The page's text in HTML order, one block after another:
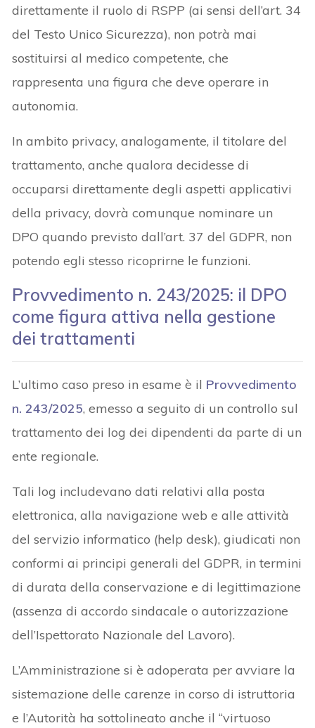
direttamente il ruolo di RSPP (ai sensi dell’art. 34
del Testo Unico Sicurezza), non potrà mai
sostituirsi al medico competente, che
rappresenta una figura che deve operare in
autonomia.
In ambito privacy, analogamente, il titolare del
trattamento, anche qualora decidesse di
occuparsi direttamente degli aspetti applicativi
della privacy, dovrà comunque nominare un
DPO quando previsto dall’art. 37 del GDPR, non
potendo egli stesso ricoprirne le funzioni.
Provvedimento n. 243/2025: il DPO
come figura attiva nella gestione
dei trattamenti
L’ultimo caso preso in esame è il Provvedimento
n. 243/2025, emesso a seguito di un controllo sul
trattamento dei log dei dipendenti da parte di un
ente regionale.
Tali log includevano dati relativi alla posta
elettronica, alla navigazione web e alle attività
del servizio informatico (help desk), giudicati non
conformi ai principi generali del GDPR, in termini
di durata della conservazione e di legittimazione
(assenza di accordo sindacale o autorizzazione
dell’Ispettorato Nazionale del Lavoro).
L’Amministrazione si è adoperata per avviare la
sistemazione delle carenze in corso di istruttoria
e l’Autorità ha sottolineato anche il “virtuoso